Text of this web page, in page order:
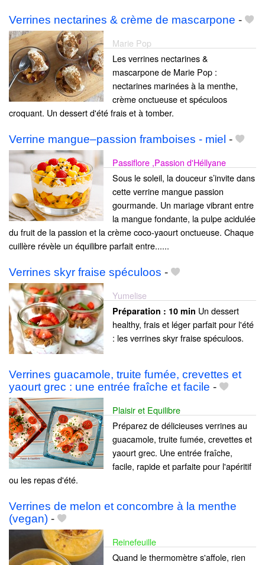
Verrines nectarines & crème de mascarpone -
Marie Pop
Les verrines nectarines &
mascarpone de Marie Pop :
nectarines marinées à la menthe,
crème onctueuse et spéculoos
croquant. Un dessert d'été frais et à tomber.
Verrine mangue–passion framboises - miel -
Passiflore ,Passion d'Héllyane
Sous le soleil, la douceur s’invite dans
cette verrine mangue passion
gourmande. Un mariage vibrant entre
la mangue fondante, la pulpe acidulée
du fruit de la passion et la crème coco‑yaourt onctueuse. Chaque
cuillère révèle un équilibre parfait entre......
Verrines skyr fraise spéculoos -
Yumelise
Préparation : 10 min Un dessert
healthy, frais et léger parfait pour l'été
: les verrines skyr fraise spéculoos.
Verrines guacamole, truite fumée, crevettes et
yaourt grec : une entrée fraîche et facile -
Plaisir et Equilibre
Préparez de délicieuses verrines au
guacamole, truite fumée, crevettes et
yaourt grec. Une entrée fraîche,
facile, rapide et parfaite pour l'apéritif
ou les repas d'été.
Verrines de melon et concombre à la menthe
(vegan) -
Reinefeuille
Quand le thermomètre s'affole, rien